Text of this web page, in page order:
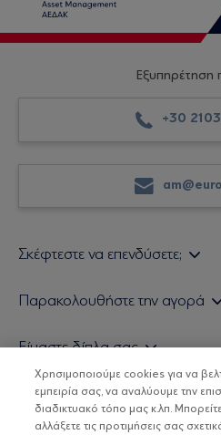
Εξυπηρέτηση
+30
Σκέφτεστε να επενδύσετε;
Τιμολογιακή Πολιτική
Δείτε τις πολιτικές μας
Βασικές Γνώσεις
Παρακολουθήστε την αγορά
Τα νέα μας
Χρήσιμοι σύνδεσμοι
Είμαστε δίπλα σας
H Eurobank Asset Management
Επενδυτική φιλοσοφία ESG
ΟΙ ΟΣΕΚΑ ΔΕΝ ΕΧΟΥΝ
Χρησιμοποιούμε cookies για να
εμπειρία σας, να αναλύουμε την
διαδικτυακό τόπο μας κ.λπ.
αλλάξετε τις προτιμήσεις σας